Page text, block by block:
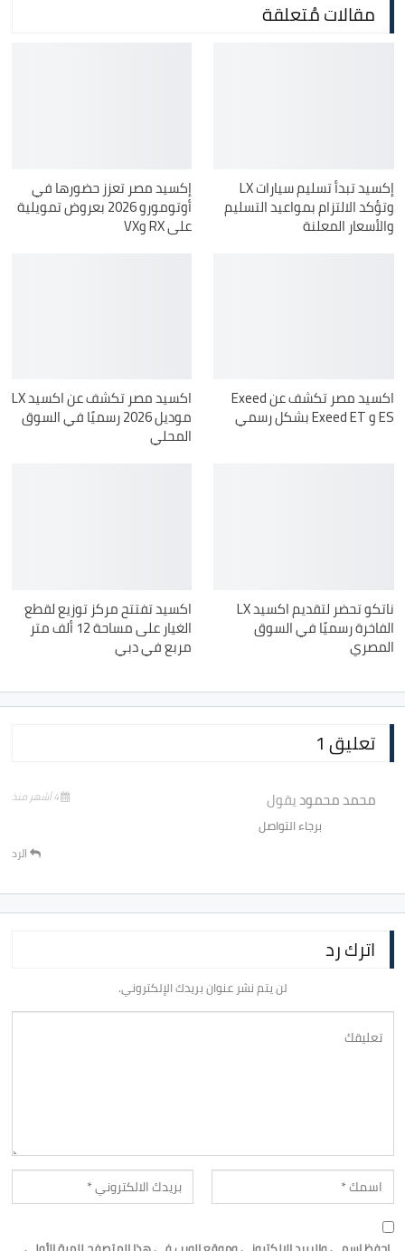
مقالات مُتعلقة
إكسيد تبدأ تسليم سيارات LX
وتؤكد الالتزام بمواعيد التسليم
والأسعار المعلنة
إكسيد مصر تعزز حضورها في
أوتومورو 2026 بعروض تمويلية
على RX وVX
اكسيد مصر تكشف عن Exeed
ES و Exeed ET بشكل رسمي
اكسيد مصر تكشف عن اكسيد LX
موديل 2026 رسميًا في السوق
المحلي
ناتكو تحضر لتقديم اكسيد LX
الفاخرة رسميًا في السوق
المصري
اكسيد تفتتح مركز توزيع لقطع
الغيار على مساحة 12 ألف متر
مربع في دبي
تعليق 1
محمد محموديقول 4 أشهر منذ
برجاء التواصل
الرد
اترك رد
لن يتم نشر عنوان بريدك الإلكتروني.